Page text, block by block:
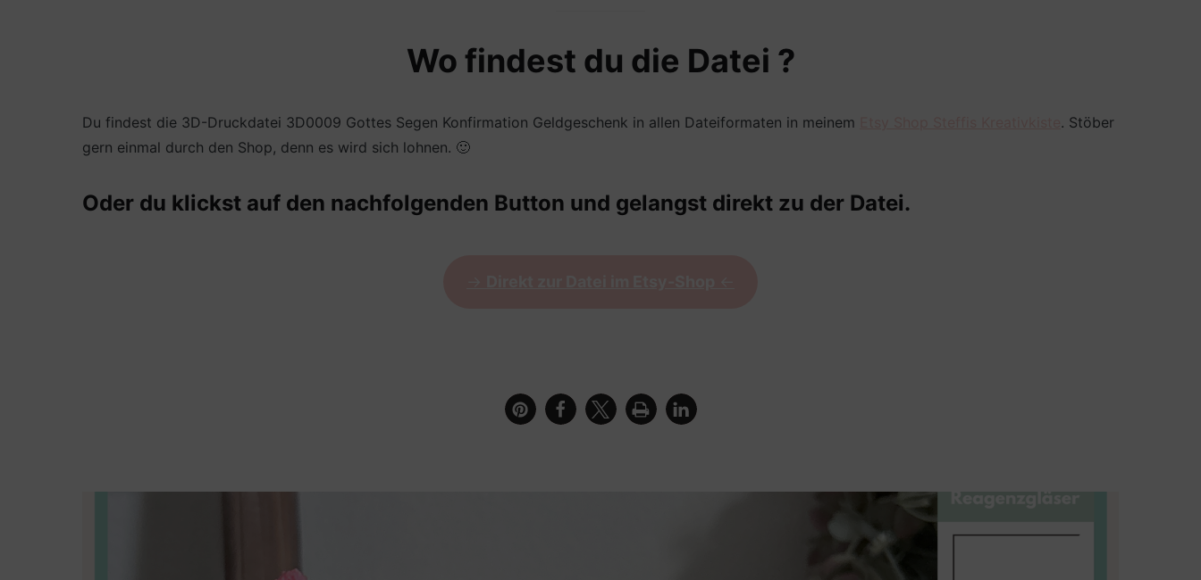
Wo findest du die Datei ?
Du findest die 3D-Druckdatei 3D0009 Gottes Segen Konfirmation Geldgeschenk in allen Dateiformaten in meinem
. Stöber
gern einmal durch den Shop, denn es wird sich lohnen. 🙂
Oder du klickst auf den nachfolgenden Button und gelangst direkt zu der Datei.